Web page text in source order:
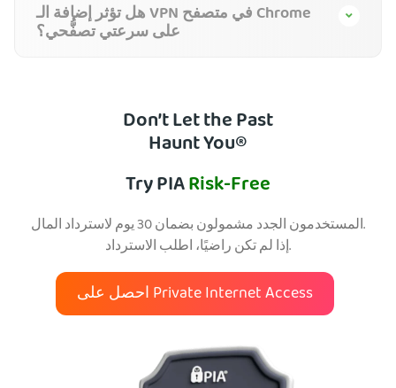
هل تؤثر إضافة الـ VPN في متصفح Chrome
على سرعتي تصفُّحي؟
Don’t Let the Past
Haunt You®
Try PIARisk-Free
المستخدمون الجدد مشمولون بضمان 30 يوم لاسترداد المال.
إذا لم تكن راضيًا، اطلب الاسترداد.
احصل على Private Internet Access